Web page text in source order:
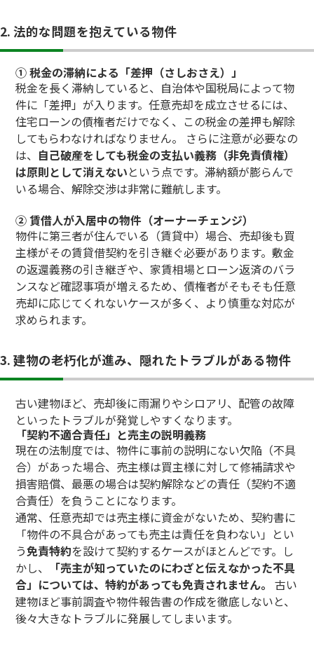
2. 法的な問題を抱えている物件
① 税金の滞納による「差押（さしおさえ）」
税金を長く滞納していると、自治体や国税局によって物
件に「差押」が入ります。任意売却を成立させるには、
住宅ローンの債権者だけでなく、この税金の差押も解除
してもらわなければなりません。 さらに注意が必要なの
は、 自己破産をしても税金の支払い義務（非免責債権）
は原則として消えないという点です。滞納額が膨らんで
いる場合、解除交渉は非常に難航します。
② 賃借人が入居中の物件（オーナーチェンジ）
物件に第三者が住んでいる（賃貸中）場合、売却後も買
主様がその賃貸借契約を引き継ぐ必要があります。敷金
の返還義務の引き継ぎや、家賃相場とローン返済のバラ
ンスなど確認事項が増えるため、債権者がそもそも任意
売却に応じてくれないケースが多く、より慎重な対応が
求められます。
3. 建物の老朽化が進み、隠れたトラブルがある物件
古い建物ほど、売却後に雨漏りやシロアリ、配管の故障
といったトラブルが発覚しやすくなります。
「契約不適合責任」と売主の説明義務
現在の法制度では、物件に事前の説明にない欠陥（不具
合）があった場合、売主様は買主様に対して修補請求や
損害賠償、最悪の場合は契約解除などの責任（契約不適
合責任）を負うことになります。
通常、任意売却では売主様に資金がないため、契約書に
「物件の不具合があっても売主は責任を負わない」とい
う免責特約を設けて契約するケースがほとんどです。し
かし、
「売主が知っていたのにわざと伝えなかった不具
合」については、特約があっても免責されません。 古い
建物ほど事前調査や物件報告書の作成を徹底しないと、
後々大きなトラブルに発展してしまいます。